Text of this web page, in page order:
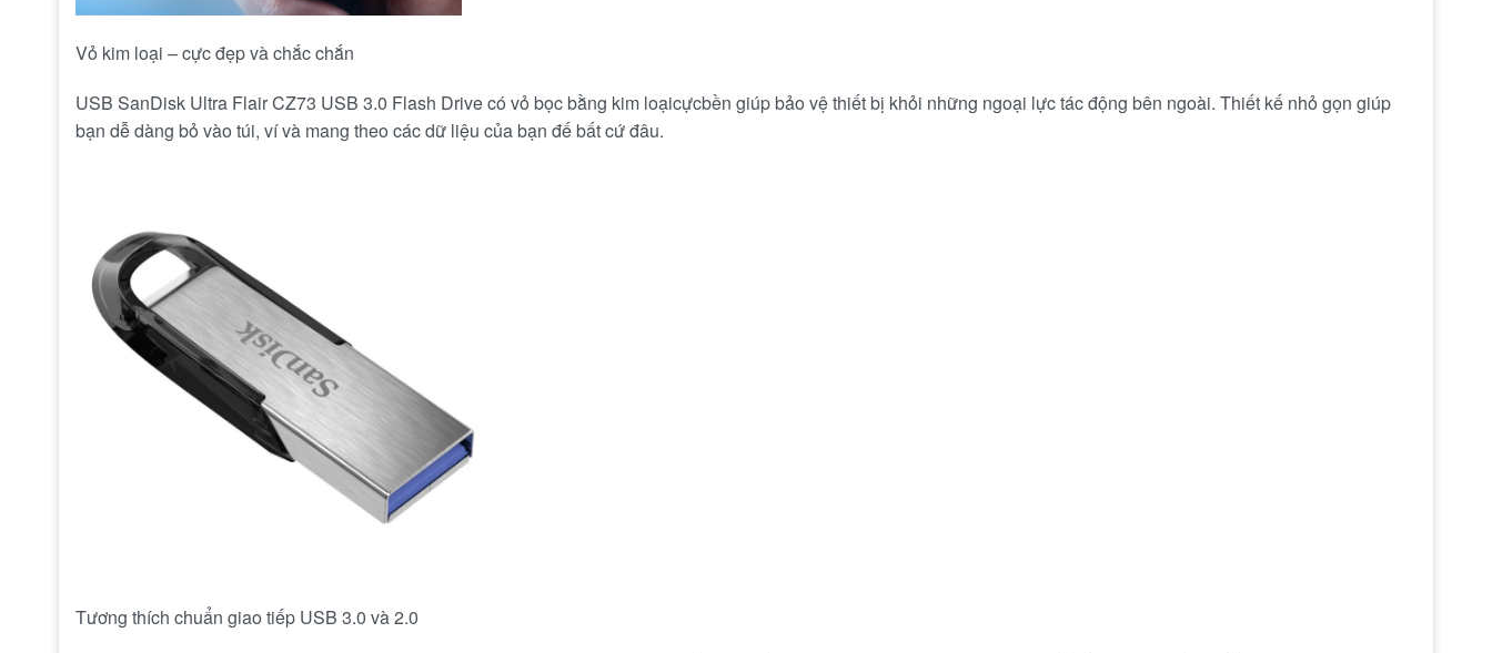
Vỏ kim loại – cực đẹp và chắc chắn
USB SanDisk Ultra Flair CZ73 USB 3.0 Flash Drive có vỏ bọc bằng kim loạicựcbền giúp bảo vệ thiết bị khỏi những ngoại lực tác động bên ngoài. Thiết kế nhỏ gọn giúp
bạn dễ dàng bỏ vào túi, ví và mang theo các dữ liệu của bạn đế bất cứ đâu.
Tương thích chuẩn giao tiếp USB 3.0 và 2.0